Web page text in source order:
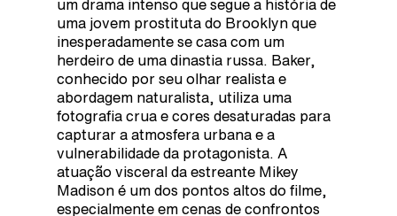
um drama intenso que segue a história de
uma jovem prostituta do Brooklyn que
inesperadamente se casa com um
herdeiro de uma dinastia russa. Baker,
conhecido por seu olhar realista e
abordagem naturalista, utiliza uma
fotografia crua e cores desaturadas para
capturar a atmosfera urbana e a
vulnerabilidade da protagonista. A
atuação visceral da estreante Mikey
Madison é um dos pontos altos do filme,
especialmente em cenas de confrontos